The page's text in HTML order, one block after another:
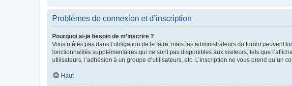
Problèmes de connexion et d’inscription
Pourquoi ai-je besoin de m’inscrire ?
Vous n’êtes pas dans l’obligation de le faire, mais les administrateurs du forum
fonctionnalités supplémentaires qui ne sont pas disponibles aux visiteurs, tels que
utilisateurs, l’adhésion à un groupe d’utilisateurs, etc. L’inscription ne vous prend qu’un
Haut